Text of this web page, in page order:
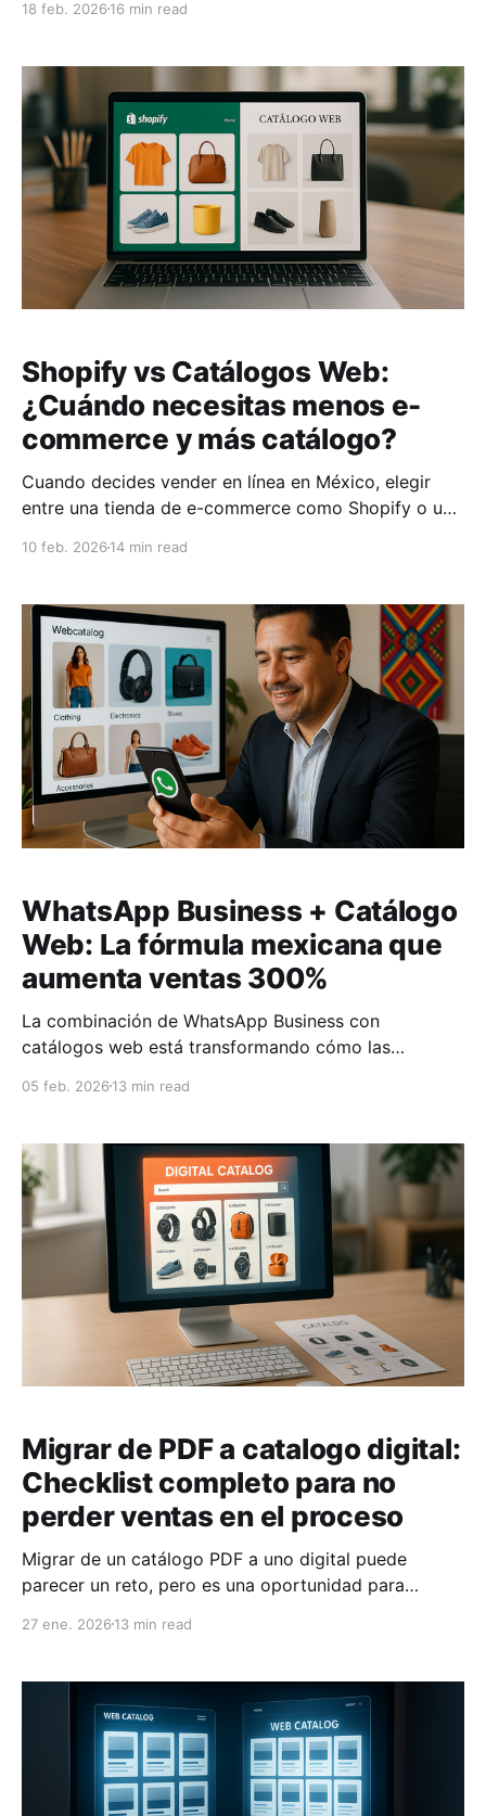
centralización, automatización y personalización. *
promociones desde un solo sistema. *
Automatización: Ahorra tiempo con actualizaciones
automáticas, reportes y alertas. * Personalización:
Ajusta horarios, inventarios
18 feb. 2026 16 min read
Shopify vs Catálogos Web:
¿Cuándo necesitas menos e-
commerce y más catálogo?
Cuando decides vender en línea en México, elegir
entre una tienda de e-commerce como Shopify o un
puede ser ideal. Pero si prefieres flexibilidad en
precios, métodos de pago y contacto
10 feb. 2026 14 min read
WhatsApp Business + Catálogo
Web: La fórmula mexicana que
aumenta ventas 300%
La combinación de WhatsApp Business con
catálogos web está transformando cómo las
clientes. Este método simplifica las compras, mejora
ventas hasta un 300%. ¿Cómo funciona? 1. WhatsApp
Business: Permite comunicación directa con clientes,
ofreciendo
05 feb. 2026 13 min read
Migrar de PDF a catalogo digital:
Checklist completo para no
perder ventas en el proceso
Migrar de un catálogo PDF a uno digital puede
parecer un reto, pero es una oportunidad para
ventas. Los catálogos en PDF dificultan las compras
precios o pedidos directos. En cambio, un catálogo
27 ene. 2026 13 min read